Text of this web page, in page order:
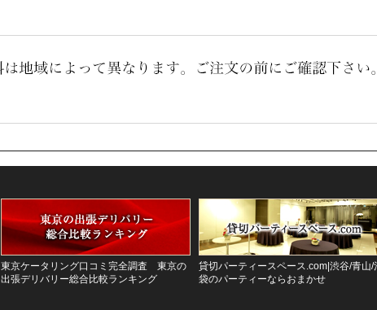
東京ケータリング口コミ完全調査 東京の
出張デリバリー総合比較ランキング
貸切パーティースペース.com|渋谷/青山/
袋のパーティーならおまかせ